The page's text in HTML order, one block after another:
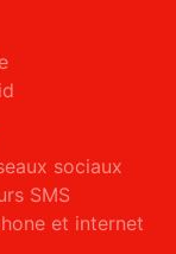
sociaux
SMS
et internet